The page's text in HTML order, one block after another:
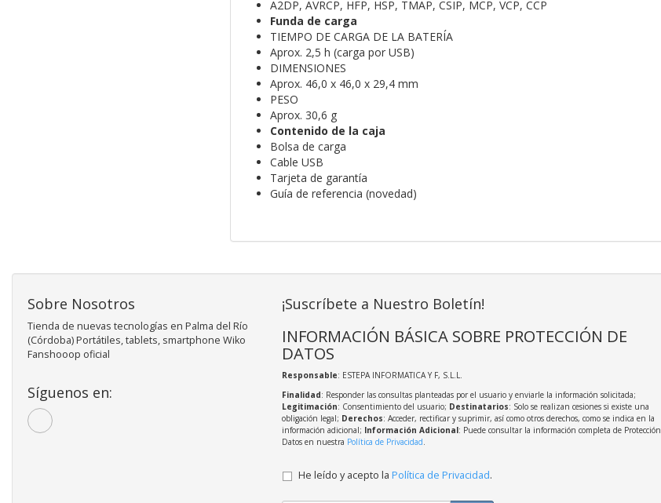
A2DP, AVRCP, HFP, HSP, TMAP, CSIP, MCP, VCP, CCP
Funda de carga
TIEMPO DE CARGA DE LA BATERÍA
Aprox. 2,5 h (carga por USB)
DIMENSIONES
Aprox. 46,0 x 46,0 x 29,4 mm
PESO
Aprox. 30,6 g
Contenido de la caja
Bolsa de carga
Cable USB
Tarjeta de garantía
Guía de referencia (novedad)
Sobre Nosotros
Tienda de nuevas tecnologías en Palma del Río
(Córdoba) Portátiles, tablets, smartphone Wiko
Fanshooop oficial
Síguenos en:
¡Suscríbete a Nuestro Boletín!
INFORMACIÓN BÁSICA SOBRE PROTECCIÓN DE
DATOS
Responsable: ESTEPA INFORMATICA Y F, S.L.L.
Finalidad: Responder las consultas planteadas por el usuario y enviarle la información solicitada;
Legitimación: Consentimiento del usuario; Destinatarios: Solo se realizan cesiones si existe una
obligación legal; Derechos: Acceder, rectificar y suprimir, así como otros derechos, como se indica en la
información adicional; Información Adicional: Puede consultar la información completa de
Datos en nuestra Política de Privacidad.
He leído y acepto la Política de Privacidad.